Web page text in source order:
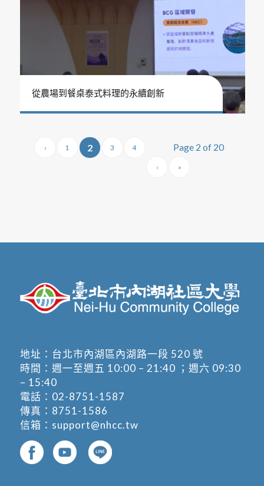
從農場到餐桌泰式料理的永續創新
Page 2 of 20
‹ 1 2 3 4
› »
地址： 台北市內湖區內湖路一段 520 號
時間：週一至週五 10:00 – 21:40 ；週六 09:30
– 15:40
電話： 02-8751-1587
傳真：8751-1586
信箱： support@nhcc.tw